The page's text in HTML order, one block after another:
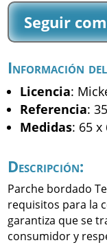
-
Mickey
-
cantidad
Seguir
Información
Licencia:
Referencia:
Medidas: 65 x
Descripción:
Parche bordado
requisitos para la
garantiza que se
consumidor y